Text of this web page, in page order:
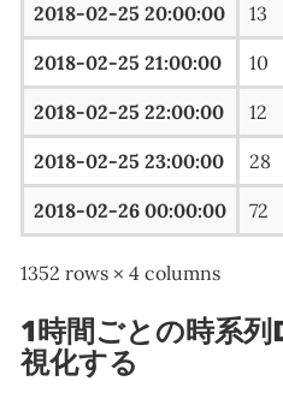
2018-02-25 20:00:00 13
2018-02-25 21:00:00 10
2018-02-25 22:00:00 12
2018-02-25 23:00:00 28
2018-02-26 00:00:00 72
1352 rows × 4 columns
1時間ごとの時系
視化する